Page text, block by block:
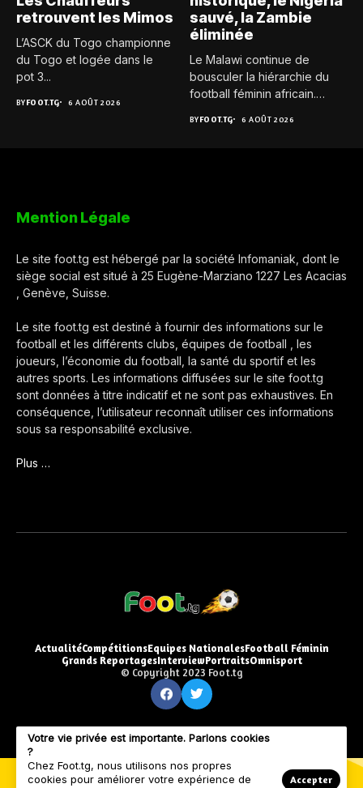
retrouvent les Mimos
L’ASCK du Togo championne
du Togo et logée dans le
pot 3...
BYFOOT.TG 6 AOÛT 2026
sauvé, la Zambie
éliminée
Le Malawi continue de
bousculer la hiérarchie du
football féminin africain.
BYFOOT.TG 6 AOÛT 2026
Mention Légale
Le site foot.tg est hébergé par la société Infomaniak, dont le
siège social est situé à 25 Eugène-Marziano 1227 Les Acacias
, Genève, Suisse.
Le site foot.tg est destiné à fournir des informations sur le
football et les différents clubs, équipes de football , les
joueurs, l’économie du football, la santé du sportif et les
autres sports. Les informations diffusées sur le site foot.tg
sont données à titre indicatif et ne sont pas exhaustives. En
conséquence, l’utilisateur reconnaît utiliser ces informations
sous sa responsabilité exclusive.
Plus …
ActualitéCompétitionsEquipes NationalesFootball Féminin
Grands ReportagesInterviewPortraitsOmnisport
© Copyright 2023 Foot.tg
Votre vie privée est importante. Parlons cookies
?
Chez Foot.tg, nous utilisons nos propres
cookies pour améliorer votre expérience de
Accepter